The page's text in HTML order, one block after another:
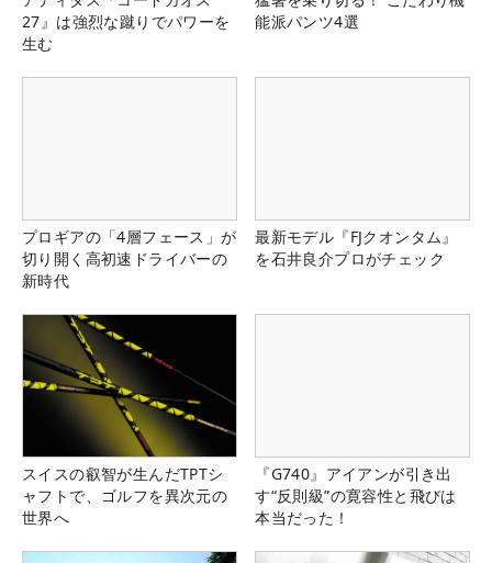
27』は強烈な蹴りでパワーを
生む
能派パンツ4選
プロギアの「4層フェース」が
切り開く高初速ドライバーの
新時代
最新モデル『FJクオンタム』
を石井良介プロがチェック
スイスの叡智が生んだTPTシ
ャフトで、ゴルフを異次元の
世界へ
『G740』アイアンが引き出
す“反則級”の寛容性と飛びは
本当だった！